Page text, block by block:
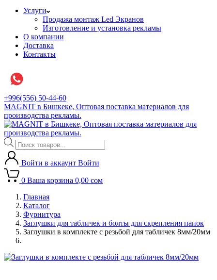
Услуги
Продажа монтаж Led Экранов
Изготовление и установка рекламы
О компании
Доставка
Контакты
+996(556) 50-44-60
MAGNIT в Бишкеке, Оптовая поставка материалов для
производства рекламы.
Поиск
товаров
Войти в аккаунт Войти
0 Ваша корзина 0,00 сом
Главная
Каталог
Фурнитура
Заглушки для табличек и болты для скрепления папок
Заглушки в комплекте с резьбой для табличек 8мм/20мм